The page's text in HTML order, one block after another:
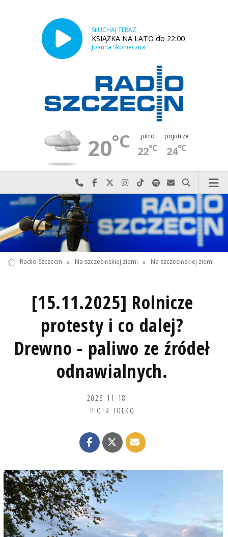
SŁUCHAJ TERAZ
KSIĄŻKA NA LATO do 22:00
Joanna Skonieczna
20°C jutro
22°C
pojutrze
24°C
Najlepiej po prostu do nas zadzwoń
Odwiedź nas na Facebook-u
Odwiedź nas na X
Odwiedź nas na Instagram-ie
Odwiedź nas na TikTok-u
Szukaj nas na Spotify
Wyślij do nas
Szukaj
Radio Szczecin » Na szczecińskiej ziemi » Na szczecińskiej ziemi
[15.11.2025] Rolnicze
protesty i co dalej?
Drewno - paliwo ze źródeł
odnawialnych.
2025-11-18
PIOTR TOLKO